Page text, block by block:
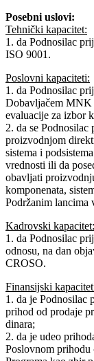
Posebni uslovi:
Tehnički kapacitet:
1. da Podnosilac
ISO 9001.
Poslovni kapaciteti:
1. da Podnosilac
Dobavljačem MNK
evaluacije za izbor
2. da se
proizvodnjom
sistema i
vrednosti ili da
obavljati
komponenata,
Podržanim lancima
Kadrovski kapacitet:
1. da Podnosilac
odnosu, na dan
CROSO.
Finansijski
1. da je Podnosilac
prihod od prodaje
dinara;
2. da je udeo
Poslovnom prihodu